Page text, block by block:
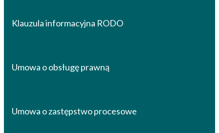
Klauzula informacyjna RODO
Umowa o obsługę prawną
Umowa o zastępstwo procesowe